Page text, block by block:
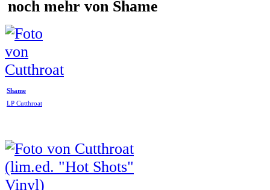
noch mehr von Shame
Shame
LP Cutthroat